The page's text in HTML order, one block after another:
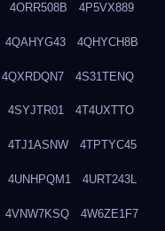
4ORR508B 4P5VX889
4QAHYG43 4QHYCH8B
4QXRDQN7 4S31TENQ
4SYJTR01 4T4UXTTO
4TJ1ASNW 4TPTYC45
4UNHPQM1 4URT243L
4VNW7KSQ 4W6ZE1F7